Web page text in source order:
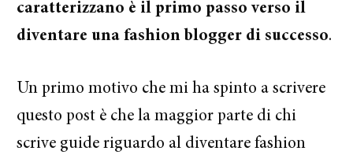
caratterizzano è il primo passo verso il
diventare una fashion blogger di successo.
Un primo motivo che mi ha spinto a scrivere
questo post è che la maggior parte di chi
scrive guide riguardo al diventare fashion